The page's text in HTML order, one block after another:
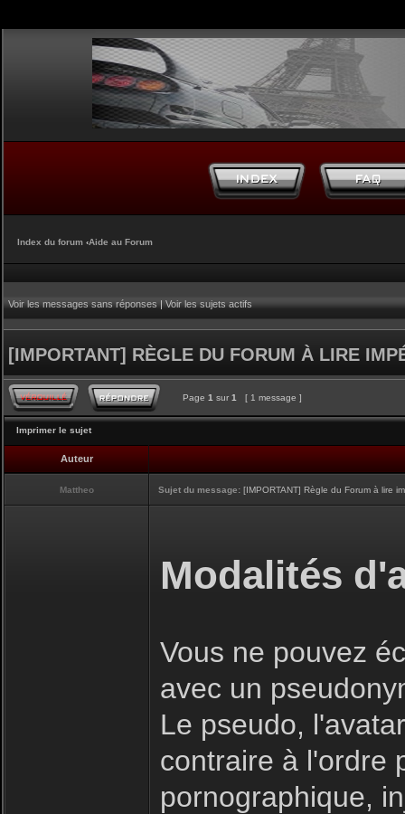
Index du forum ‹Aide au Forum
Voir les messages sans réponses|Voir les sujets actifs
[IMPORTANT] RÈGLE DU FORUM À LIRE
Page 1 sur 1 [ 1 message ]
Imprimer le sujet
Auteur
Mattheo Sujet du message: [IMPORTANT] Règle du Forum à lire
Modalités
Vous ne pouvez
avec un
Le pseudo,
contraire à l'ordre
pornographique,